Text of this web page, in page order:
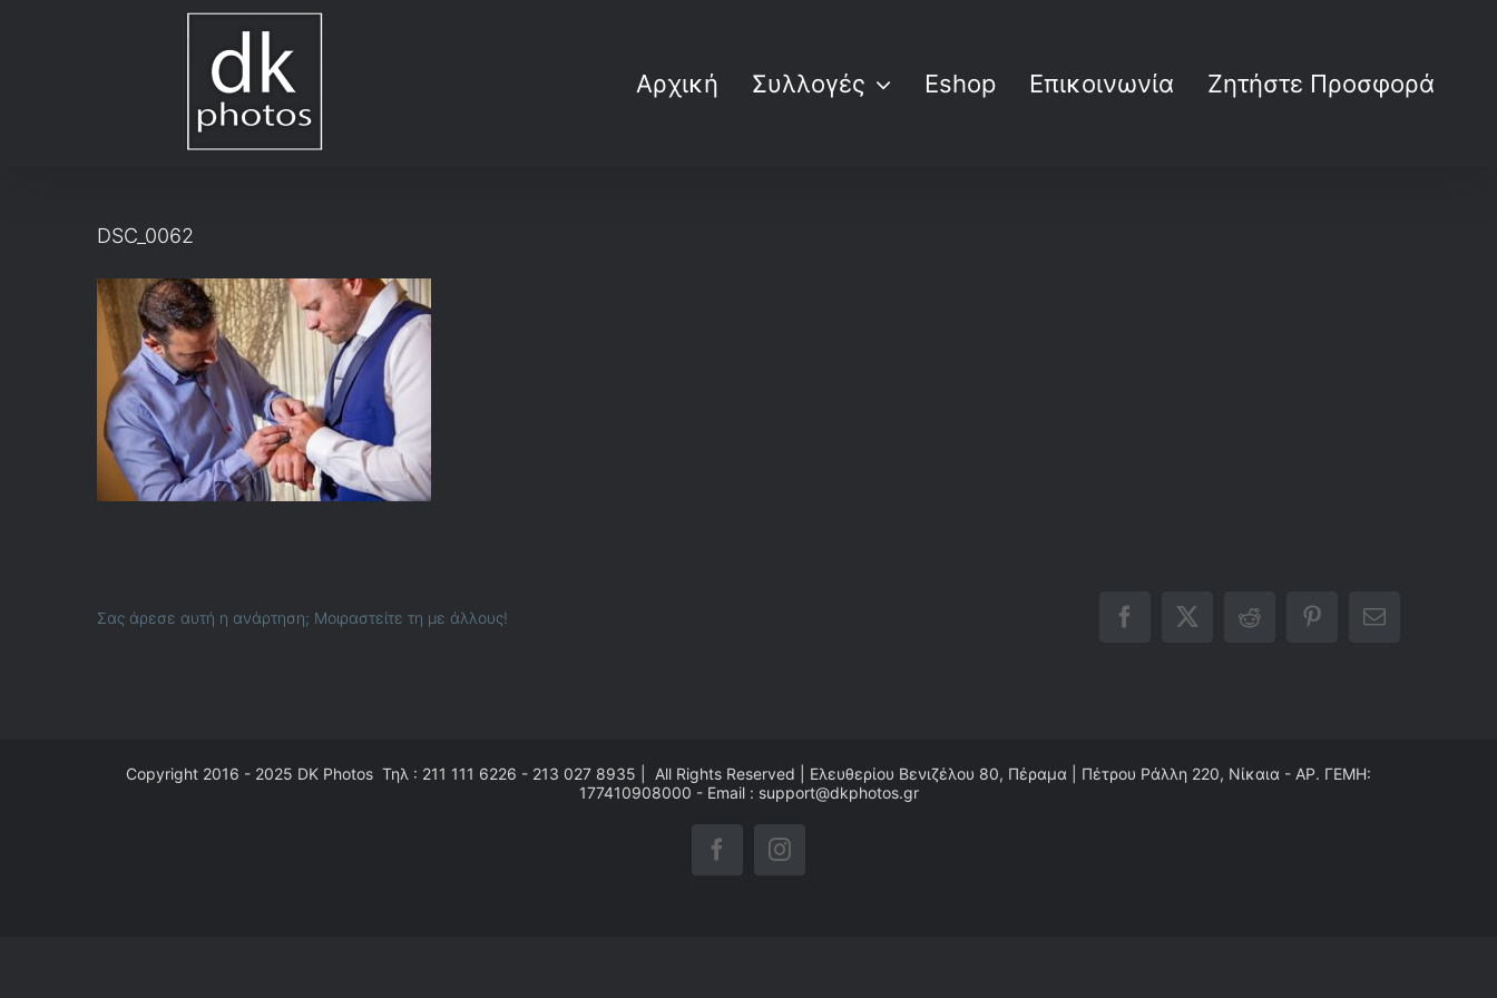
Αρχική Συλλογές Eshop Επικοινωνία Ζητήστε Προσφορά
DSC_0062
Σας άρεσε αυτή η ανάρτηση; Μοιραστείτε τη με άλλους! Facebook
X RedditPinterestEmail
Copyright 2016 - 2025 DK Photos Τηλ : 211 111 6226 - 213 027 8935 | All Rights Reserved | Ελευθερίου Βενιζέλου 80, Πέραμα | Πέτρου Ράλλη 220, Νίκαια - ΑΡ. ΓΕΜΗ:
177410908000 - Email : support@dkphotos.gr
FacebookInstagram